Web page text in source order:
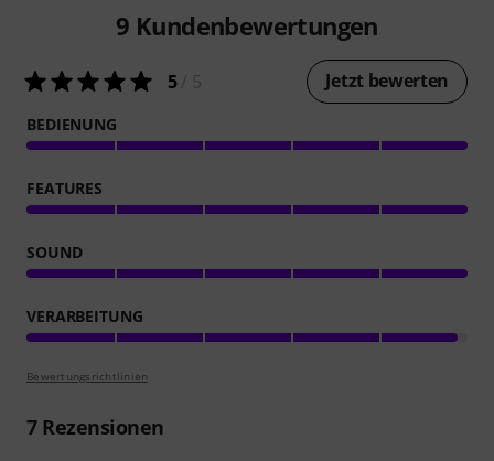
9 Kundenbewertungen
5/ 5 Jetzt bewerten
BEDIENUNG
FEATURES
SOUND
VERARBEITUNG
Bewertungsrichtlinien
7Rezensionen